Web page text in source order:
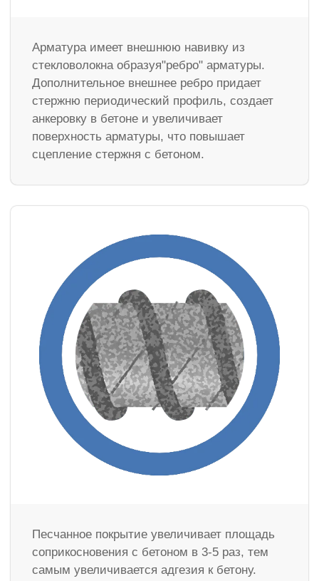
Арматура имеет внешнюю навивку из
стекловолокна образуя"ребро" арматуры.
Дополнительное внешнее ребро придает
стержню периодический профиль, создает
анкеровку в бетоне и увеличивает
поверхность арматуры, что повышает
сцепление стержня с бетоном.
Песчанное покрытие увеличивает площадь
соприкосновения с бетоном в 3-5 раз, тем
самым увеличивается адгезия к бетону.